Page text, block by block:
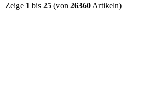
Zeige 1 bis 25 (von 26360Artikeln)